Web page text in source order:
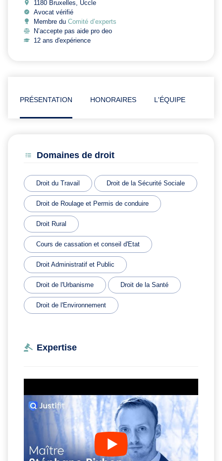
1180 Bruxelles, Uccle
Avocat vérifié
Membre du Comité d’experts
N’accepte pas aide pro deo
12 ans d'expérience
PRÉSENTATION HONORAIRES L'ÉQUIPE
Domaines de droit
Droit du Travail Droit de la Sécurité Sociale
Droit de Roulage et Permis de conduire
Droit Rural
Cours de cassation et conseil d'Etat
Droit Administratif et Public
Droit de l'Urbanisme Droit de la Santé
Droit de l'Environnement
Expertise